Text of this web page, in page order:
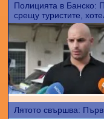
Полицията в Банско:
срещу туристите,
Лятото свършва: